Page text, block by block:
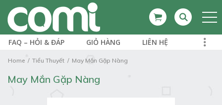
FAQ – HỎI & ĐÁP GIỎ HÀNG LIÊN HỆ
Home Tiểu Thuyết May Mắn Gặp Nàng
May Mắn Gặp Nàng